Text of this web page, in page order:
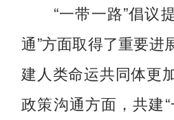
“一带一路”倡议
通”方面取得了重要进
建人类命运共同体更
政策沟通方面，共建